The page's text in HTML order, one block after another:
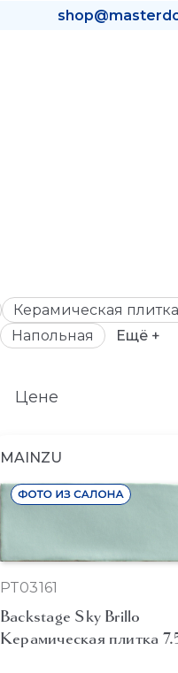
Керамическая плитка
Напольная Ещё +
Цене
MAINZU
PT03161
Backstage Sky Brillo
Керамическая плитка